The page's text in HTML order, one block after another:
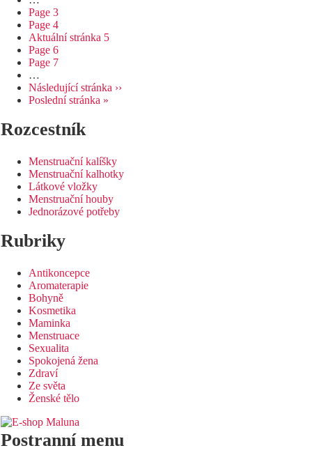
Page 3
Page 4
Aktuální stránka 5
Page 6
Page 7
…
Následující stránka ››
Poslední stránka »
Rozcestník
Menstruační kalíšky
Menstruační kalhotky
Látkové vložky
Menstruační houby
Jednorázové potřeby
Rubriky
Antikoncepce
Aromaterapie
Bohyně
Kosmetika
Maminka
Menstruace
Sexualita
Spokojená žena
Zdraví
Ze světa
Ženské tělo
Postranní menu